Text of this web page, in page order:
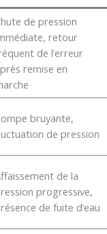
de pression
retour
de l’erreur
remise en
bruyante,
de pression
de la
progressive,
de fuite d’eau